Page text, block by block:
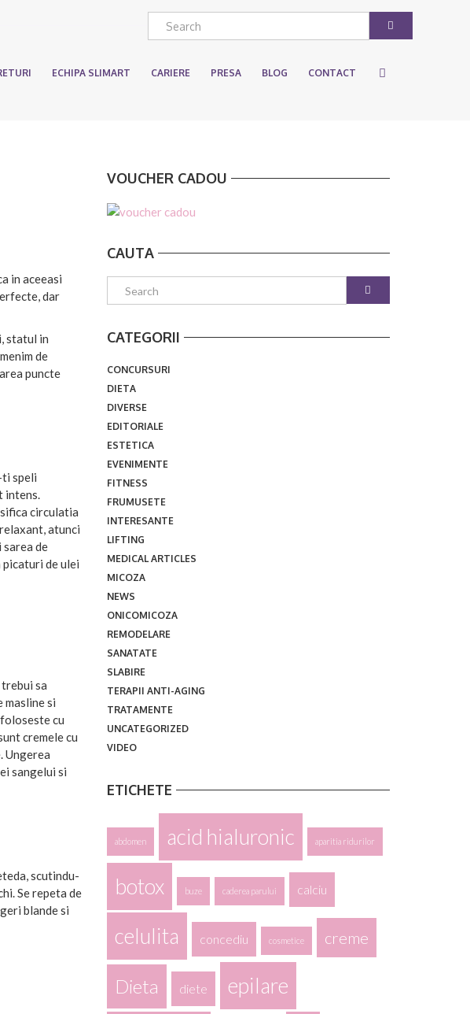
ECHIPA SLIMART CARIERE PRESA BLOG CONTACT
in aceeasi
dar
statul in
de
puncte
speli
intens.
circulatia
atunci
sarea de
de ulei
sa
si
cu
cremele cu
Ungerea
sangelui si
scutindu-
Se repeta de
blande si
VOUCHER CADOU
CAUTA
CATEGORII
CONCURSURI
DIETA
DIVERSE
EDITORIALE
ESTETICA
EVENIMENTE
FITNESS
FRUMUSETE
INTERESANTE
LIFTING
MEDICAL ARTICLES
MICOZA
NEWS
ONICOMICOZA
REMODELARE
SANATATE
SLABIRE
TERAPII ANTI-AGING
TRATAMENTE
UNCATEGORIZED
VIDEO
ETICHETE
abdomen acid hialuronic aparitia ridurilor
botox buze caderea parului calciu
celulita concediu cosmetice creme
Dieta diete epilare